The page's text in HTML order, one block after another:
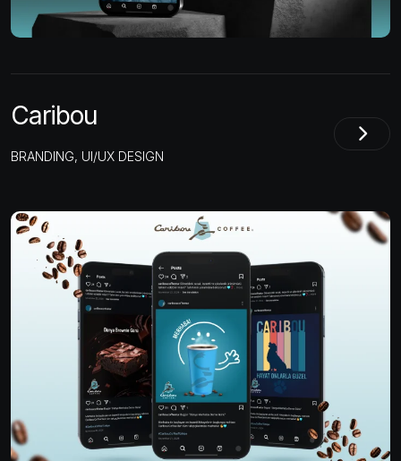
Caribou
BRANDING, UI/UX DESIGN